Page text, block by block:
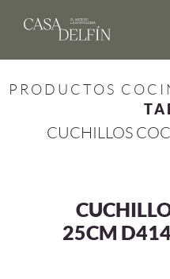
PRODUCTOS
CUCHILLOS
25CM